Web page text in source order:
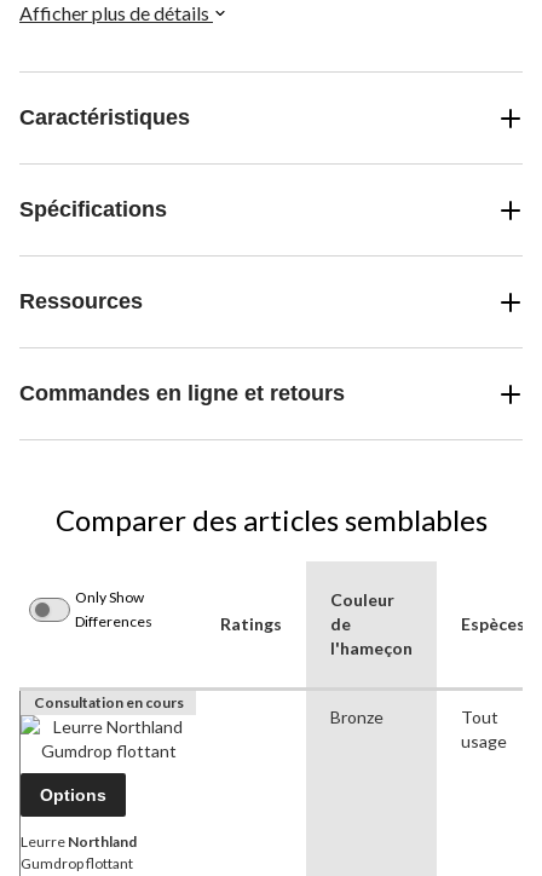
Afficher plus de détails
Caractéristiques
Spécifications
Ressources
Commandes en ligne et retours
Comparer des articles semblables
Only Show
Differences
Ratings
Couleur
de
l'hameçon
Espèces
Consultation en cours
Options
Leurre Northland
Gumdrop flottant
Bronze
Tout
usage